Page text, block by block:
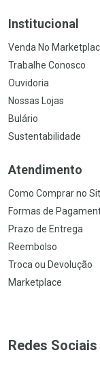
Institucional
Venda No
Trabalhe Conosco
Ouvidoria
Nossas Lojas
Bulário
Sustentabilidade
Atendimento
Como Comprar no
Formas de
Prazo de Entrega
Reembolso
Troca ou Devolução
Marketplace
Redes Sociais